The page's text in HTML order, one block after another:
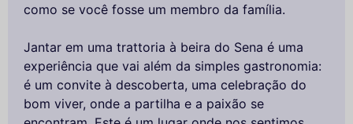
como se você fosse um membro da família.
Jantar em uma trattoria à beira do Sena é uma
experiência que vai além da simples gastronomia:
é um convite à descoberta, uma celebração do
bom viver, onde a partilha e a paixão se